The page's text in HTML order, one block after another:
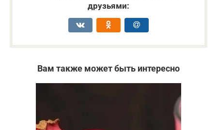
друзьями:
Вам также может быть интересно